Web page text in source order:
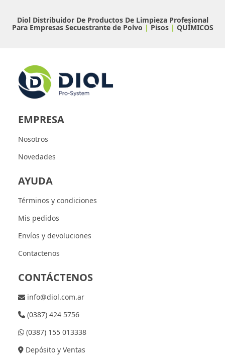
Diol Distribuidor De Productos De Limpieza Profesional
Para Empresas Secuestrante de Polvo |Pisos | QUÍMICOS
EMPRESA
Nosotros
Novedades
AYUDA
Términos y condiciones
Mis pedidos
Envíos y devoluciones
Contactenos
CONTÁCTENOS
info@diol.com.ar
(0387) 424 5756
(0387) 155 013338
Depósito y Ventas